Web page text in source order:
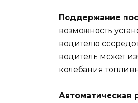
Поддержание
возможность
водителю
водитель может
колебания
Автоматическая